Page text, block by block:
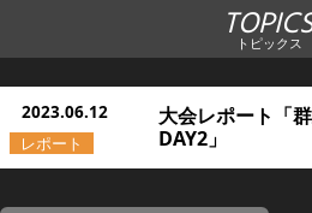
トピックス
2023.06.12
大会レポート「
DAY2」